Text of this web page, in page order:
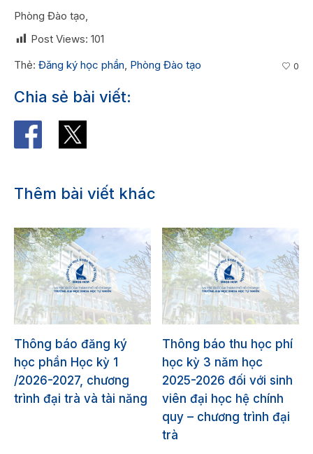
Phòng Đào tạo,
Post Views: 101
Thẻ: Đăng ký học phần, Phòng Đào tạo 0
Chia sẻ bài viết:
Thêm bài viết khác
Thông báo đăng ký
học phần Học kỳ 1
/2026-2027, chương
trình đại trà và tài năng
Thông báo thu học phí
học kỳ 3 năm học
2025-2026 đối với sinh
viên đại học hệ chính
quy – chương trình đại
trà